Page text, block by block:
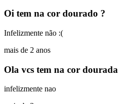
Oi tem na cor dourado ?
Infelizmente não :(
mais de 2 anos
Ola vcs tem na cor dourada
infelizmente nao